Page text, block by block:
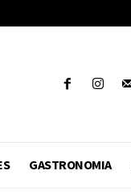
GASTRONOMIA